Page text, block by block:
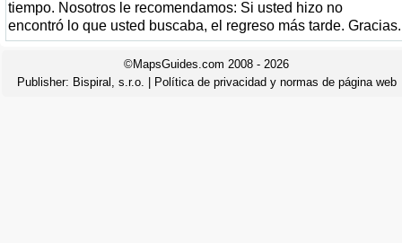
tiempo. Nosotros le recomendamos: Si usted hizo no
encontró lo que usted buscaba, el regreso más tarde. Gracias.
©MapsGuides.com 2008 - 2026
Publisher: Bispiral, s.r.o. Política de privacidad y normas de página web